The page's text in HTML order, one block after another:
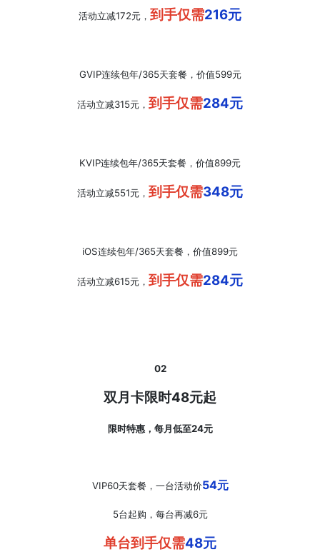
活动立减172元， 到手仅需216元
GVIP连续包年/365天套餐 ，价值599元
活动立减315元， 到手仅需284元
KVIP连续包年/365天套餐 ，价值899元
活动立减551元， 到手仅需348元
iOS连续包年/365天套餐 ，价值899元
活动立减615元， 到手仅需284元
02
双月卡限时48元起
限时特惠，每月低至24元
VIP60天套餐，一台活动价54元
5台起购，每台再减6元
单台到手仅需48元